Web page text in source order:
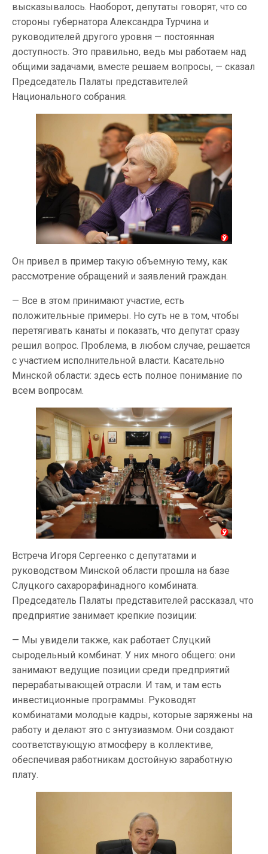
высказывалось. Наоборот, депутаты говорят, что со
стороны губернатора Александра Турчина и
руководителей другого уровня — постоянная
доступность. Это правильно, ведь мы работаем над
общими задачами, вместе решаем вопросы, — сказал
Председатель Палаты представителей
Национального собрания.
Он привел в пример такую объемную тему, как
рассмотрение обращений и заявлений граждан.
— Все в этом принимают участие, есть
положительные примеры. Но суть не в том, чтобы
перетягивать канаты и показать, что депутат сразу
решил вопрос. Проблема, в любом случае, решается
с участием исполнительной власти. Касательно
Минской области: здесь есть полное понимание по
всем вопросам.
Встреча Игоря Сергеенко с депутатами и
руководством Минской области прошла на базе
Слуцкого сахарорафинадного комбината.
Председатель Палаты представителей рассказал, что
предприятие занимает крепкие позиции:
— Мы увидели также, как работает Слуцкий
сыродельный комбинат. У них много общего: они
занимают ведущие позиции среди предприятий
перерабатывающей отрасли. И там, и там есть
инвестиционные программы. Руководят
комбинатами молодые кадры, которые заряжены на
работу и делают это с энтузиазмом. Они создают
соответствующую атмосферу в коллективе,
обеспечивая работникам достойную заработную
плату.